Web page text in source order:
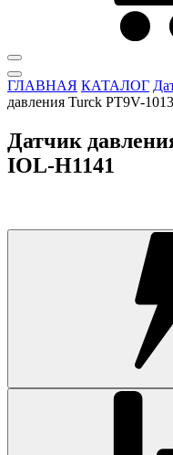
ГЛАВНАЯ КАТАЛОГ
давления Turck PT9V-
Датчик
IOL-H1141